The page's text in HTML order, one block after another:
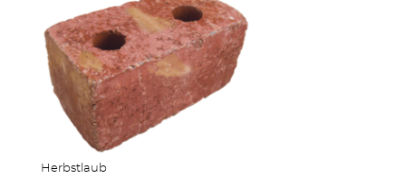
MEHR PRODUKTE
Herbstlaub